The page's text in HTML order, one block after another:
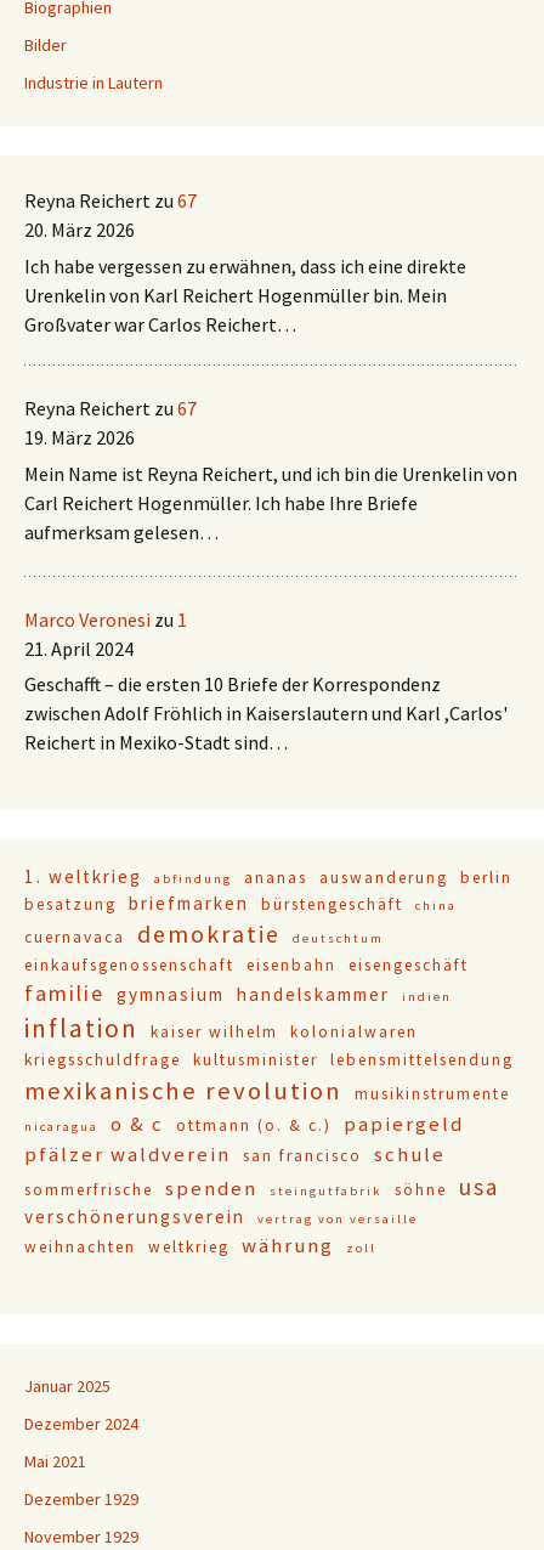
Biographien
Bilder
Industrie in Lautern
Reyna Reichert zu 67
20. März 2026
Ich habe vergessen zu erwähnen, dass ich eine direkte
Urenkelin von Karl Reichert Hogenmüller bin. Mein
Großvater war Carlos Reichert…
Reyna Reichert zu 67
19. März 2026
Mein Name ist Reyna Reichert, und ich bin die Urenkelin von
Carl Reichert Hogenmüller. Ich habe Ihre Briefe
aufmerksam gelesen…
Marco Veronesi zu 1
21. April 2024
Geschafft – die ersten 10 Briefe der Korrespondenz
zwischen Adolf Fröhlich in Kaiserslautern und Karl ,Carlos'
Reichert in Mexiko-Stadt sind…
1. weltkrieg abfindung ananas auswanderung
berlin
besatzung
briefmarken bürstengeschäft china
cuernavaca demokratie deutschtum
einkaufsgenossenschaft eisenbahn eisengeschäft
familie gymnasium handelskammer indien
inflation kaiser wilhelm
kolonialwaren
kriegsschuldfrage
kultusminister lebensmittelsendung
mexikanische revolution musikinstrumente
nicaragua o & c ottmann (o. & c.)
papiergeld
pfälzer waldverein
san francisco schule
sommerfrische spenden steingutfabrik söhne usa
verschönerungsverein vertrag von versaille
weihnachten weltkrieg währung zoll
Januar 2025
Dezember 2024
Mai 2021
Dezember 1929
November 1929